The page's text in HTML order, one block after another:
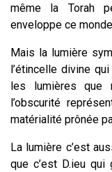
même la Torah
enveloppe ce
Mais la lumière
l’étincelle divine
les lumières que
l’obscurité
matérialité prônée
La lumière c’est
que c’est D.ieu